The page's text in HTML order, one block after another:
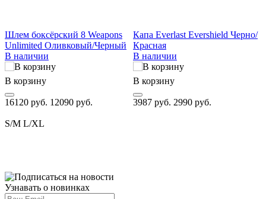
Шлем боксёрский 8 Weapons
Unlimited Оливковый/Черный
В наличии
В корзину
16120 руб. 12090 руб.
S/M L/XL
Капа Everlast Evershield Черно/
Красная
В наличии
В корзину
3987 руб. 2990 руб.
Узнавать о новинках